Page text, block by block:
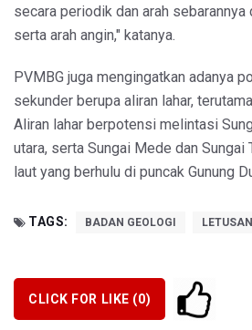
secara periodik dan arah
serta arah angin," katanya.
PVMBG juga mengingatkan adanya
sekunder berupa aliran lahar,
Aliran lahar berpotensi melintasi
utara, serta Sungai Mede dan Sungai
laut yang berhulu di puncak Gunung
TAGS: BADAN GEOLOGI
CLICK FOR LIKE (0)